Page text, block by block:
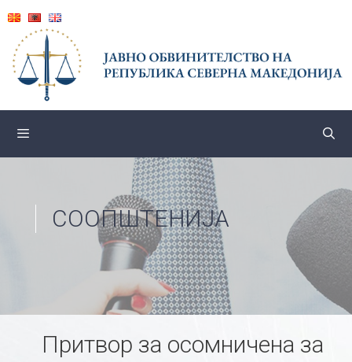
content
СООПШТЕНИЈА
Притвор за осомничена за